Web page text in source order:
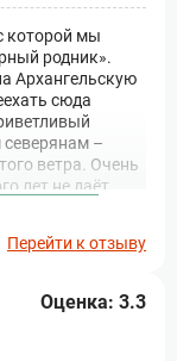
которой мы
родник».
Архангельскую
сюда
–
ветра. Очень
лет не даёт
полностью
Перейти к отзыву
Оценка: 3.3